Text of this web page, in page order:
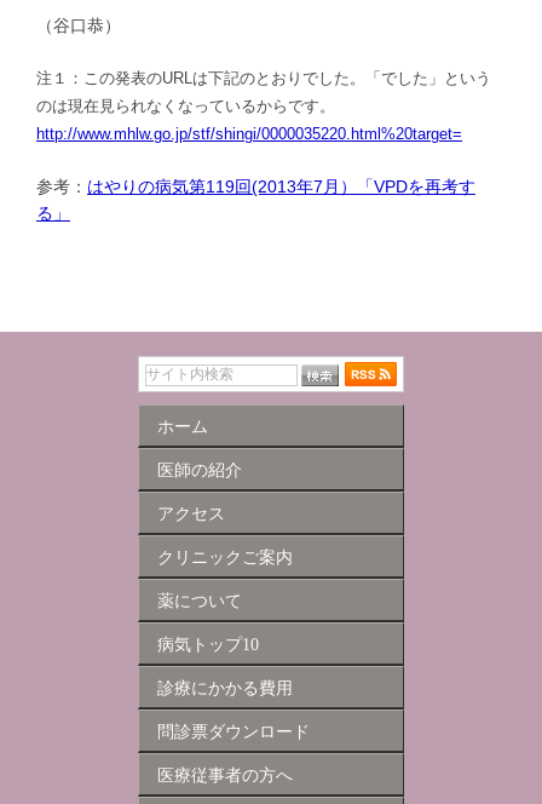
（谷口恭）
注１：この発表のURLは下記のとおりでした。「でした」という
のは現在見られなくなっているからです。
http://www.mhlw.go.jp/stf/shingi/0000035220.html%20target=
参考： はやりの病気第119回(2013年7月）「VPDを再考す
る」
ホーム
医師の紹介
アクセス
クリニックご案内
薬について
病気トップ10
診療にかかる費用
問診票ダウンロード
医療従事者の方へ